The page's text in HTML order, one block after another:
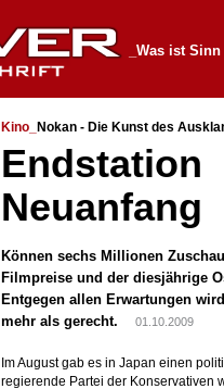
_Was ist
Kino_ Nokan - Die Kunst des
Endstation
Neuanfang
Können sechs Millionen
Filmpreise und der diesjährige
Entgegen allen Erwartungen
mehr als gerecht.
01.10.2009
Im August gab es in Japan einen
regierende Partei der Konservativen